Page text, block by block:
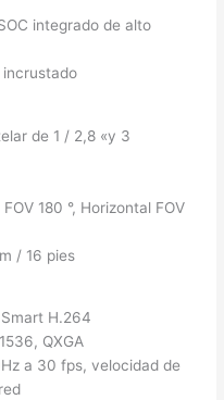
integrado de alto
incrustado
de 1 / 2,8 «y 3
180 °, Horizontal FOV
/ 16 pies
H.264
QXGA
a 30 fps, velocidad de